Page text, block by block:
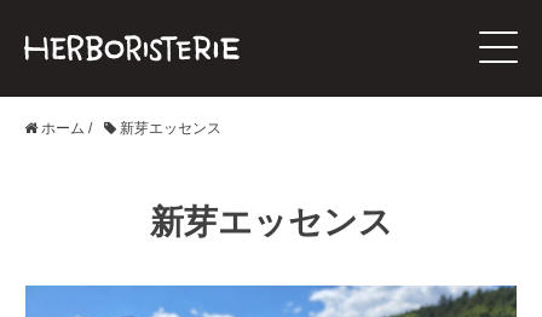
ホーム / 新芽エッセンス
新芽エッセンス